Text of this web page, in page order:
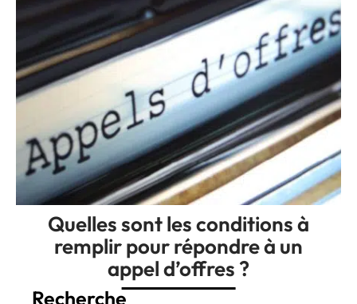
Quelles sont les conditions à
remplir pour répondre à un
appel d’offres ?
Recherche